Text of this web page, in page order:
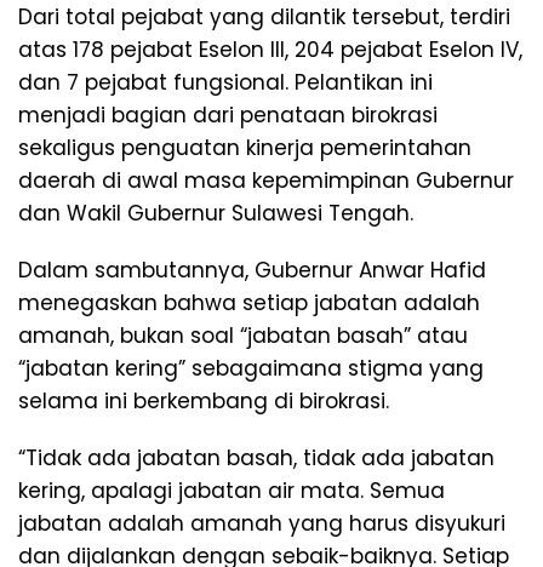
Dari total pejabat yang dilantik tersebut, terdiri
atas 178 pejabat Eselon III, 204 pejabat Eselon IV,
dan 7 pejabat fungsional. Pelantikan ini
menjadi bagian dari penataan birokrasi
sekaligus penguatan kinerja pemerintahan
daerah di awal masa kepemimpinan Gubernur
dan Wakil Gubernur Sulawesi Tengah.
Dalam sambutannya, Gubernur Anwar Hafid
menegaskan bahwa setiap jabatan adalah
amanah, bukan soal “jabatan basah” atau
“jabatan kering” sebagaimana stigma yang
selama ini berkembang di birokrasi.
“Tidak ada jabatan basah, tidak ada jabatan
kering, apalagi jabatan air mata. Semua
jabatan adalah amanah yang harus disyukuri
dan dijalankan dengan sebaik-baiknya. Setiap